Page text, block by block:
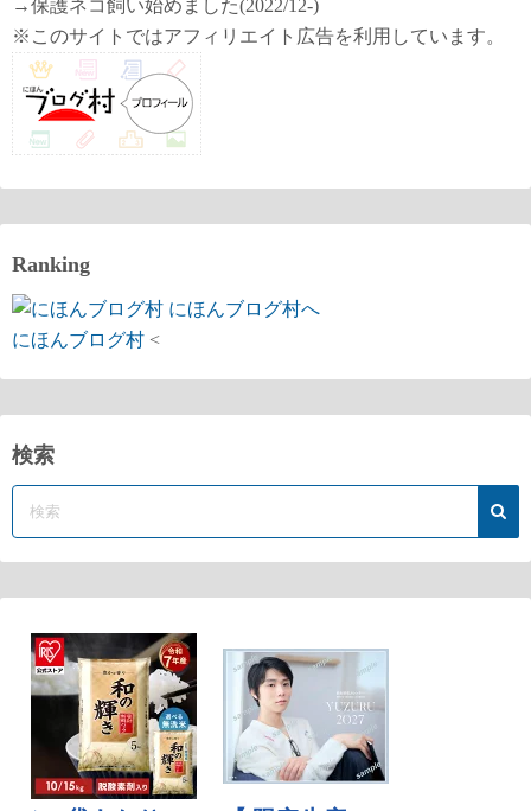
→保護ネコ飼い始めました(2022/12-)
※このサイトではアフィリエイト広告を利用しています。
Ranking
にほんブログ村 <
検索